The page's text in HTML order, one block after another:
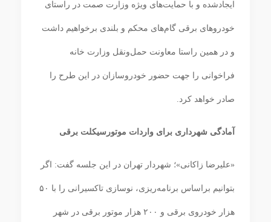
ایجادشده و با حمایت‌های ویژه وزارت صمت در راستای
خودروهای برقی گام‌های محکم و بلندی برخواهیم داشت
و در همین راستا معاونت حمل‌ونقل وزارت خانه
فراخوانی را جهت حضور خودروسازان در این طرح را
صادر خواهد کرد.
آمادگی شهرداری برای واردات موتورسیکلت برقی
«علیرضا زاکانی»؛ شهردار تهران در این جلسه گفت: اگر
بتوانیم براساس برنامه‌ریزی، نوسازی تاکسیرانی را با ۵۰
هزار خودروی برقی و ۲۰۰ هزار موتور برقی در شهر